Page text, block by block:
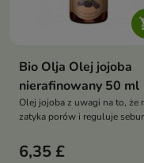
Bio Olja Olej jojoba
nierafinowany 50 ml
Olej jojoba z uwagi na to, że
zatyka porów i reguluje
cery
6,35 £